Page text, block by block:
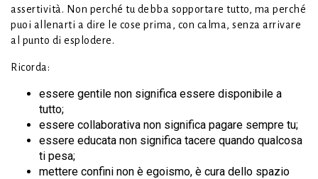
assertività. Non perché tu debba sopportare tutto, ma perché
puoi allenarti a dire le cose prima, con calma, senza arrivare
al punto di esplodere.
Ricorda:
essere gentile non significa essere disponibile a
tutto;
essere collaborativa non significa pagare sempre tu;
essere educata non significa tacere quando qualcosa
ti pesa;
mettere confini non è egoismo, è cura dello spazio